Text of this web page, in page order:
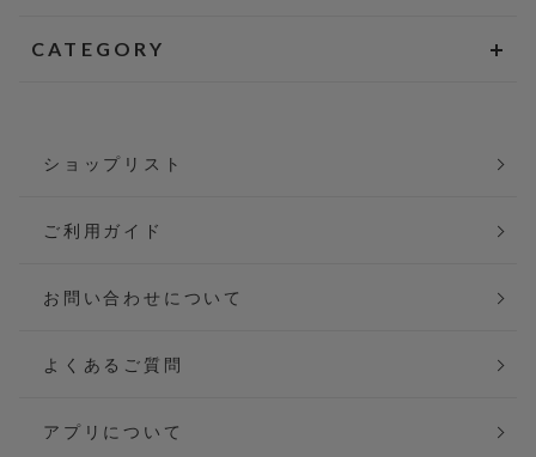
CATEGORY
ショップリスト
ご利用ガイド
お問い合わせについて
よくあるご質問
アプリについて